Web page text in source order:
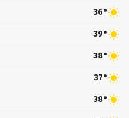
36°
39°
38°
37°
38°